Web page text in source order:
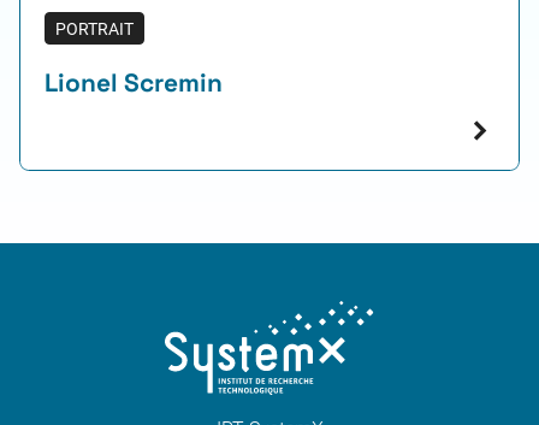
PORTRAIT
Lionel Scremin